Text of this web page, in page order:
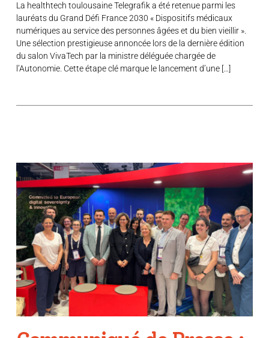
La healthtech toulousaine Telegrafik a été retenue parmi les
lauréats du Grand Défi France 2030 « Dispositifs médicaux
numériques au service des personnes âgées et du bien vieillir ».
Une sélection prestigieuse annoncée lors de la dernière édition
du salon VivaTech par la ministre déléguée chargée de
l’Autonomie. Cette étape clé marque le lancement d’une […]